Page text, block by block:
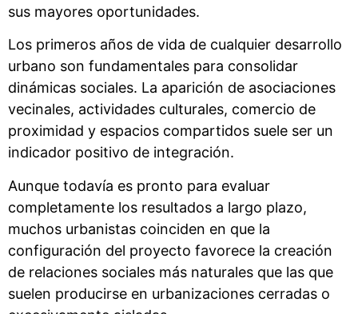
sus mayores oportunidades.
Los primeros años de vida de cualquier desarrollo
urbano son fundamentales para consolidar
dinámicas sociales. La aparición de asociaciones
vecinales, actividades culturales, comercio de
proximidad y espacios compartidos suele ser un
indicador positivo de integración.
Aunque todavía es pronto para evaluar
completamente los resultados a largo plazo,
muchos urbanistas coinciden en que la
configuración del proyecto favorece la creación
de relaciones sociales más naturales que las que
suelen producirse en urbanizaciones cerradas o